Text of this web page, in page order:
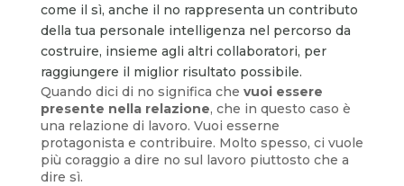
come il sì, anche il no rappresenta un contributo
della tua personale intelligenza nel percorso da
costruire, insieme agli altri collaboratori, per
raggiungere il miglior risultato possibile.
Quando dici di no significa che vuoi essere
presente nella relazione, che in questo caso è
una relazione di lavoro. Vuoi esserne
protagonista e contribuire. Molto spesso, ci vuole
più coraggio a dire no sul lavoro piuttosto che a
dire sì.